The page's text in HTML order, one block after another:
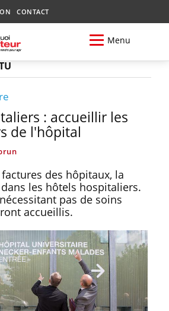
CONTACT
Menu
: accueillir les
de l'hôpital
des hôpitaux, la
les hôtels hospitaliers.
pas de soins
accueillis.